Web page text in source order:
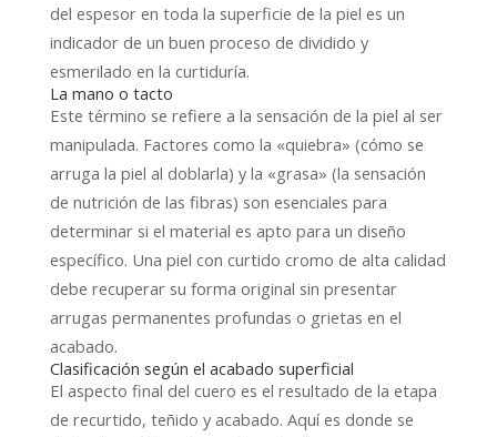
del espesor en toda la superficie de la piel es un
indicador de un buen proceso de dividido y
esmerilado en la curtiduría.
La mano o tacto
Este término se refiere a la sensación de la piel al ser
manipulada. Factores como la «quiebra» (cómo se
arruga la piel al doblarla) y la «grasa» (la sensación
de nutrición de las fibras) son esenciales para
determinar si el material es apto para un diseño
específico. Una piel con curtido cromo de alta calidad
debe recuperar su forma original sin presentar
arrugas permanentes profundas o grietas en el
acabado.
Clasificación según el acabado superficial
El aspecto final del cuero es el resultado de la etapa
de recurtido, teñido y acabado. Aquí es donde se